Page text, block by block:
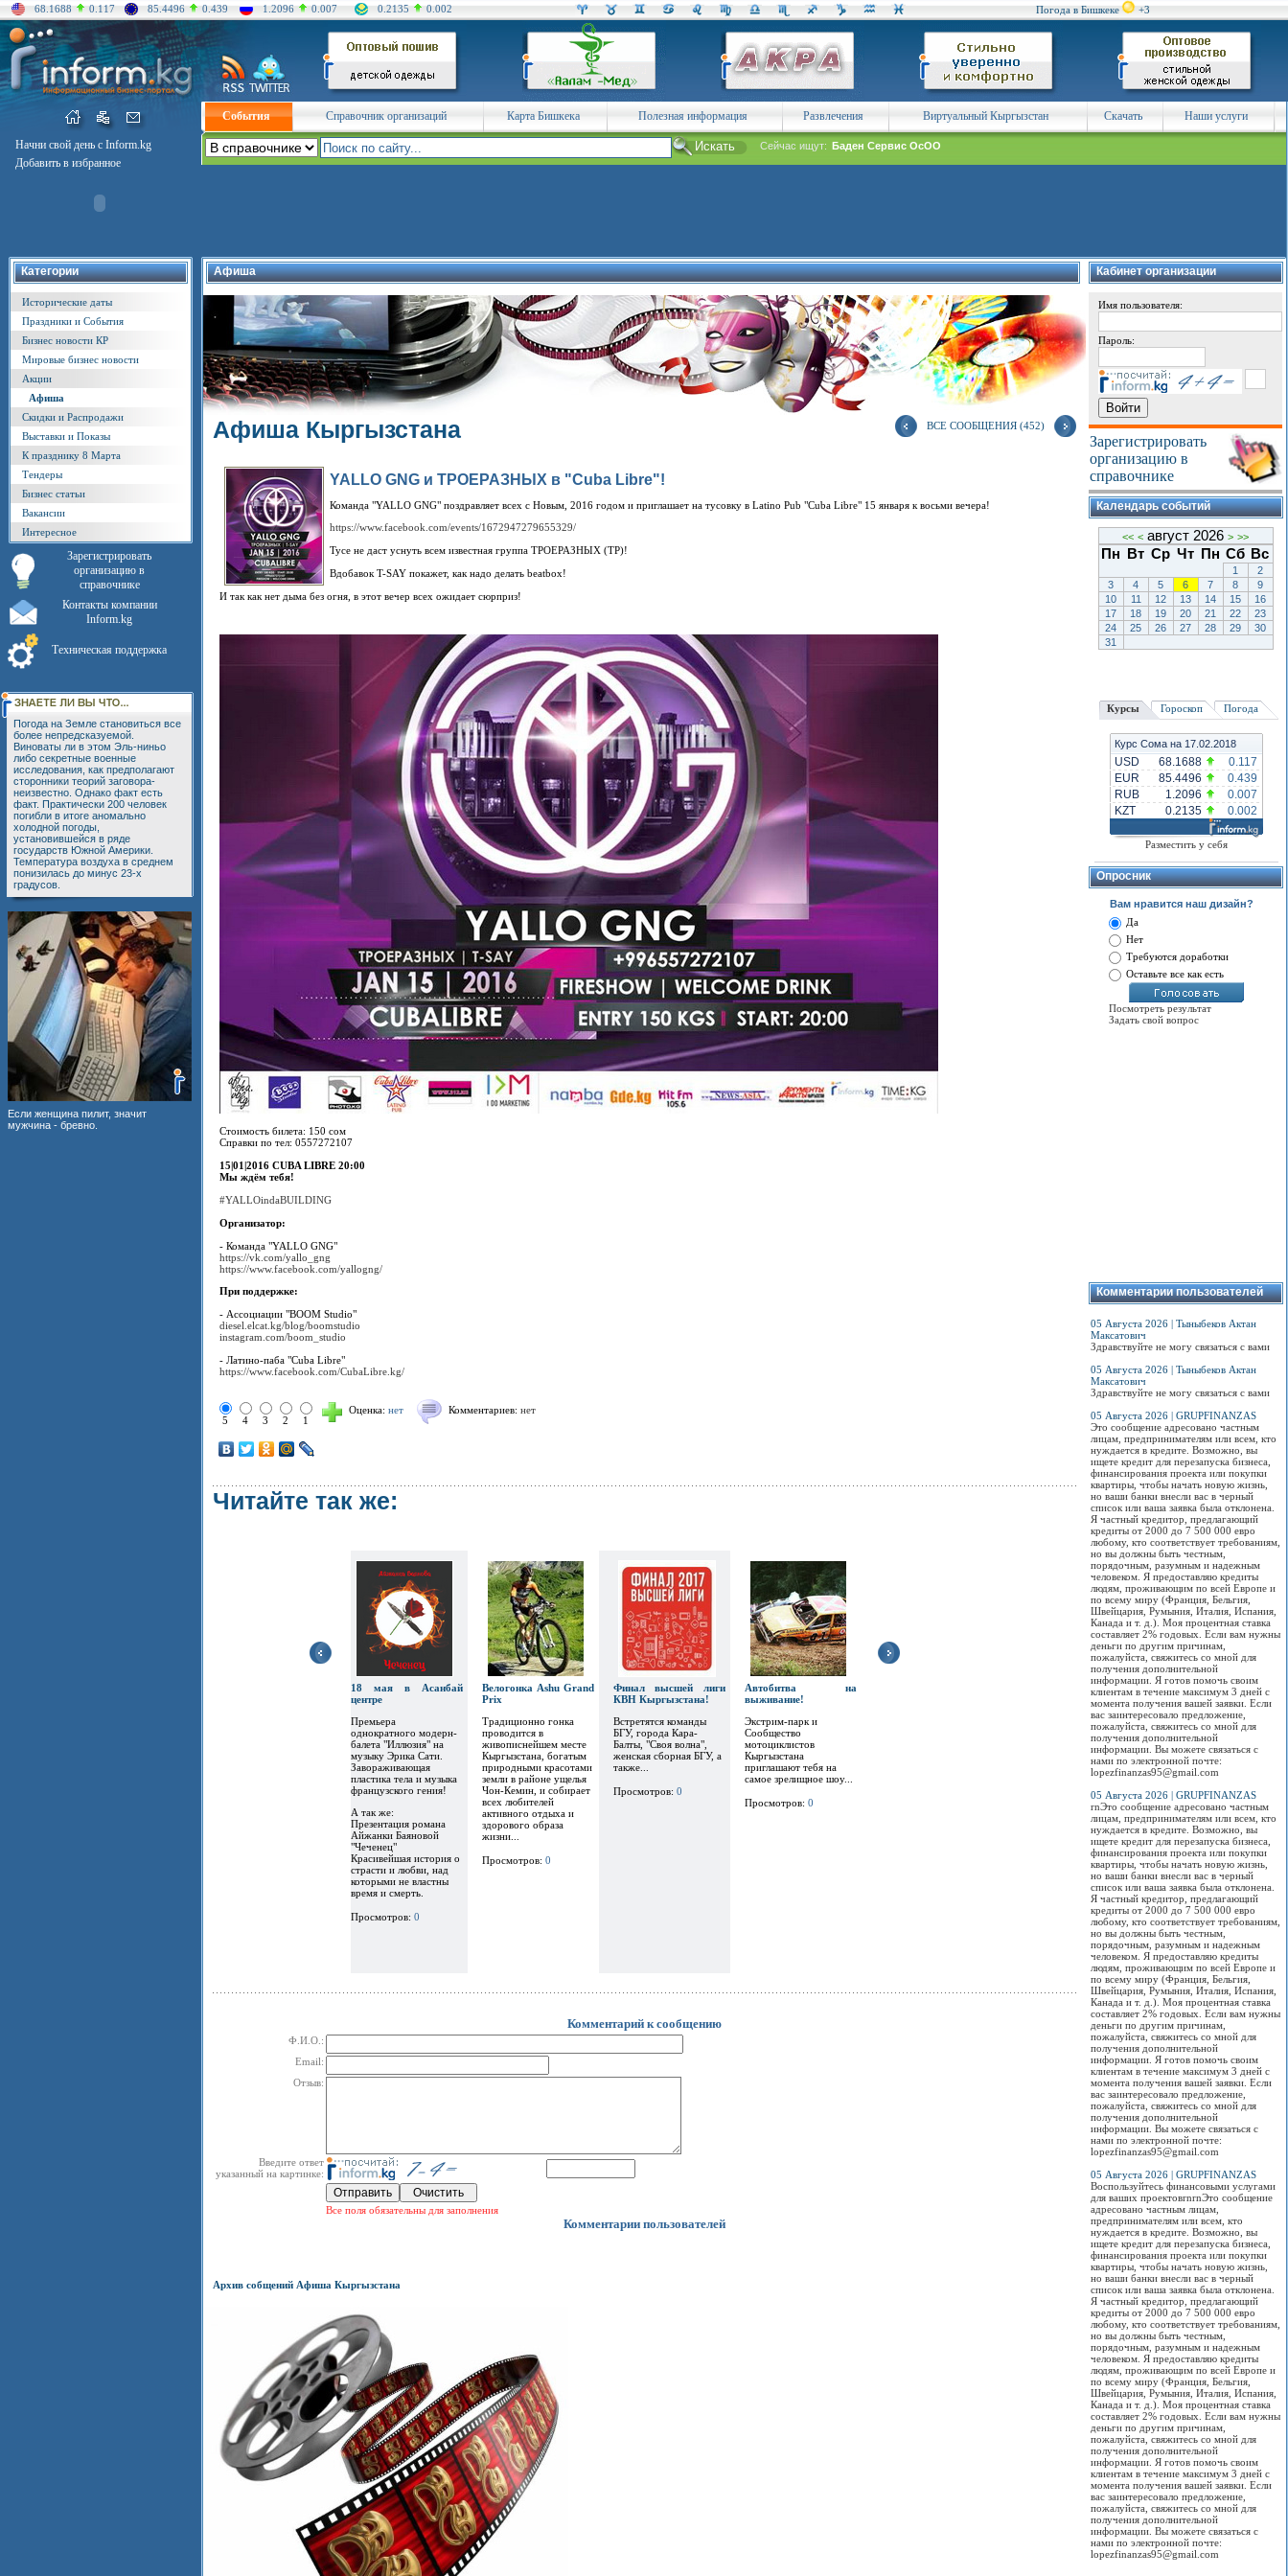
68.1688 0.117 85.4496 0.439 1.2096 0.007 0.2135 0.002 Погода в Бишкеке +3
Начни свой день с Inform.kg
Добавить в избранное
События Справочник организаций Карта Бишкека Полезная информация Развлечения Виртуальный Кыргызстан Скачать Наши услуги
Сейчас ищут: Баден Сервис ОсОО
Категории
Исторические даты
Праздники и События
Бизнес новости КР
Мировые бизнес новости
Акции
Афиша
Скидки и Распродажи
Выставки и Показы
К празднику 8 Марта
Тендеры
Бизнес статьи
Вакансии
Интересное
Зарегистрировать
организацию в
справочнике
Контакты компании
Inform.kg
Техническая поддержка
Погода на Земле становиться все
более непредсказуемой.
Виноваты ли в этом Эль-ниньо
либо секретные военные
исследования, как предполагают
сторонники теорий заговора-
неизвестно. Однако факт есть
факт. Практически 200 человек
погибли в итоге аномально
холодной погоды,
установившейся в ряде
государств Южной Америки.
Температура воздуха в среднем
понизилась до минус 23-х
градусов.
Если женщина пилит, значит
мужчина - бревно.
Афиша
Афиша Кыргызстана ВСЕ СООБЩЕНИЯ (452)
YALLO GNG и ТРОЕРАЗНЫХ в "Cuba Libre"!
Команда "YALLO GNG" поздравляет всех с Новым, 2016 годом и приглашает на тусовку в Latino Pub "Cuba Libre" 15 января к восьми вечера!
https://www.facebook.com/events/1672947279655329/
Тусе не даст уснуть всем известная группа ТРОЕРАЗНЫХ (ТР)!
Вдобавок T-SAY покажет, как надо делать beatbox!
И так как нет дыма без огня, в этот вечер всех ожидает сюрприз!
Стоимость билета: 150 сом
Справки по тел: 0557272107
15|01|2016 СUBA LIBRE 20:00
Мы ждём тебя!
#YALLOindaBUILDING
Организатор:
- Команда "YALLO GNG"
https://vk.com/yallo_gng
https://www.facebook.com/yallogng/
При поддержке:
- Ассоциации "BOOM Studio"
diesel.elcat.kg/blog/boomstudio
instagram.com/boom_studio
- Латино-паба "Cuba Libre"
https://www.facebook.com/CubaLibre.kg/
5 4 3 2 1
Оценка: нет Комментариев: нет
Читайте так же:
18 мая в Асанбай
центре
Премьера
однократного модерн-
балета "Иллюзия" на
музыку Эрика Сати.
Завораживающая
пластика тела и музыка
французского гения!
А так же:
Презентация романа
Айжанки Баяновой
"Чеченец"
Красивейшая история о
страсти и любви, над
которыми не властны
время и смерть.
Просмотров: 0
Велогонка Ashu Grand
Prix
Традиционно гонка
проводится в
живописнейшем месте
Кыргызстана, богатым
природными красотами
земли в районе ущелья
Чон-Кемин, и собирает
всех любителей
активного отдыха и
здорового образа
жизни...
Просмотров: 0
Финал высшей лиги
КВН Кыргызстана!
Встретятся команды
БГУ, города Кара-
Балты, "Своя волна",
женская сборная БГУ, а
также...
Просмотров: 0
Автобитва на
выживание!
Экстрим-парк и
Сообщество
мотоциклистов
Кыргызстана
приглашают тебя на
самое зрелищное шоу...
Просмотров: 0
Концерт Максима
Галкина "Один за
Галкина в Бишкеке...
Цирк Юрия Никулина
в Бишкеке!
С новой потрясающей
программой для детей
и взрослых!..
Просмотров:0
Комментарий к сообщению
Ф.И.О.:
Email:
Отзыв:
Введите ответ
указанный на картинке:
Все поля обязательны для заполнения
Комментарии пользователей
Архив собщений Афиша Кыргызстана
Кабинет организации
Имя пользователя:
Пароль:
Зарегистрировать
организацию в
справочнике
Календарь событий
<< < август 2026 > >>
Пн Вт Ср Чт Пн Сб Вс
1
2
3
4 5 6 7 8
9
10
11 12 13 14 15
16
17
18 19 20 21 22
23
24
25 26 27 28 29
30
31
Курсы Гороскоп Погода
Курс Сома на 17.02.2018
USD 68.1688
0.117
EUR
85.4496
0.439
RUB
1.2096
0.007
KZT
0.2135 0.002
Разместить у себя
Опросник
Вам нравится наш дизайн?
Да
Нет
Требуются доработки
Оставьте все как есть
Посмотреть результат
Задать свой вопрос
Комментарии пользователей
05 Августа 2026 | Тыныбеков Актан
Максатович
Здравствуйте не могу связаться с вами
05 Августа 2026 | Тыныбеков Актан
Максатович
Здравствуйте не могу связаться с вами
05 Августа 2026 | GRUPFINANZAS
Это сообщение адресовано частным
лицам, предпринимателям или всем, кто
нуждается в кредите. Возможно, вы
ищете кредит для перезапуска бизнеса,
финансирования проекта или покупки
квартиры, чтобы начать новую жизнь,
но ваши банки внесли вас в черный
список или ваша заявка была отклонена.
Я частный кредитор, предлагающий
кредиты от 2000 до 7 500 000 евро
любому, кто соответствует требованиям,
но вы должны быть честным,
порядочным, разумным и надежным
человеком. Я предоставляю кредиты
людям, проживающим по всей Европе и
по всему миру (Франция, Бельгия,
Швейцария, Румыния, Италия, Испания,
Канада и т. д.). Моя процентная ставка
составляет 2% годовых. Если вам нужны
деньги по другим причинам,
пожалуйста, свяжитесь со мной для
получения дополнительной
информации. Я готов помочь своим
клиентам в течение максимум 3 дней с
момента получения вашей заявки. Если
вас заинтересовало предложение,
пожалуйста, свяжитесь со мной для
получения дополнительной
информации. Вы можете связаться с
нами по электронной почте:
lopezfinanzas95@gmail.com
05 Августа 2026 | GRUPFINANZAS
rnЭто сообщение адресовано частным
лицам, предпринимателям или всем, кто
нуждается в кредите. Возможно, вы
ищете кредит для перезапуска бизнеса,
финансирования проекта или покупки
квартиры, чтобы начать новую жизнь,
но ваши банки внесли вас в черный
список или ваша заявка была отклонена.
Я частный кредитор, предлагающий
кредиты от 2000 до 7 500 000 евро
любому, кто соответствует требованиям,
но вы должны быть честным,
порядочным, разумным и надежным
человеком. Я предоставляю кредиты
людям, проживающим по всей Европе и
по всему миру (Франция, Бельгия,
Швейцария, Румыния, Италия, Испания,
Канада и т. д.). Моя процентная ставка
составляет 2% годовых. Если вам нужны
деньги по другим причинам,
пожалуйста, свяжитесь со мной для
получения дополнительной
информации. Я готов помочь своим
клиентам в течение максимум 3 дней с
момента получения вашей заявки. Если
вас заинтересовало предложение,
пожалуйста, свяжитесь со мной для
получения дополнительной
информации. Вы можете связаться с
нами по электронной почте:
lopezfinanzas95@gmail.com
05 Августа 2026 | GRUPFINANZAS
Воспользуйтесь финансовыми услугами
для ваших проектовrnrnЭто сообщение
адресовано частным лицам,
предпринимателям или всем, кто
нуждается в кредите. Возможно, вы
ищете кредит для перезапуска бизнеса,
финансирования проекта или покупки
квартиры, чтобы начать новую жизнь,
но ваши банки внесли вас в черный
список или ваша заявка была отклонена.
Я частный кредитор, предлагающий
кредиты от 2000 до 7 500 000 евро
любому, кто соответствует требованиям,
но вы должны быть честным,
порядочным, разумным и надежным
человеком. Я предоставляю кредиты
людям, проживающим по всей Европе и
по всему миру (Франция, Бельгия,
Швейцария, Румыния, Италия, Испания,
Канада и т. д.). Моя процентная ставка
составляет 2% годовых. Если вам нужны
деньги по другим причинам,
пожалуйста, свяжитесь со мной для
получения дополнительной
информации. Я готов помочь своим
клиентам в течение максимум 3 дней с
момента получения вашей заявки. Если
вас заинтересовало предложение,
пожалуйста, свяжитесь со мной для
получения дополнительной
информации. Вы можете связаться с
нами по электронной почте:
lopezfinanzas95@gmail.com